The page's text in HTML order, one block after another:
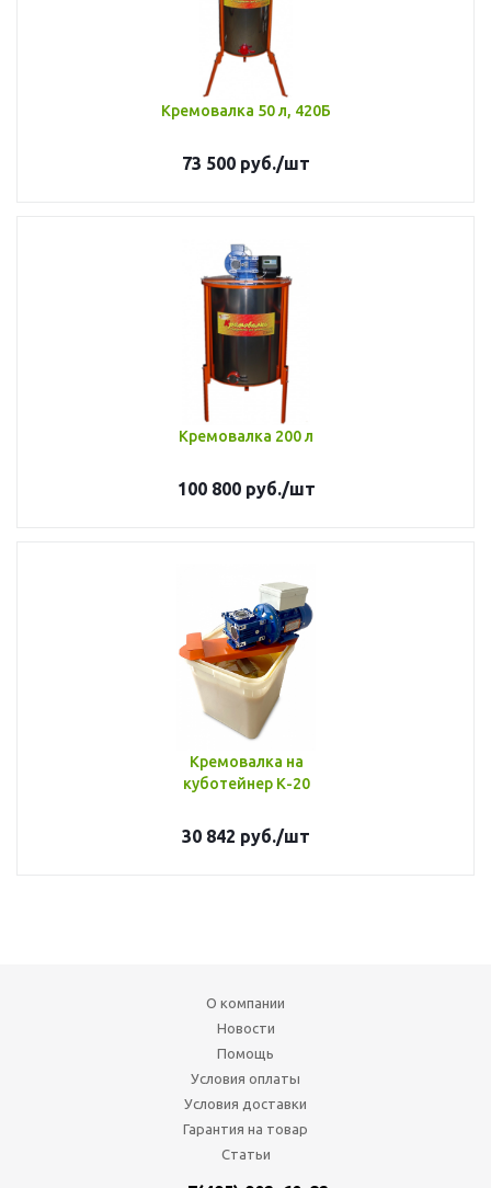
Кремовалка 50 л, 420Б
73 500 руб./шт
Кремовалка 200 л
100 800руб./шт
Кремовалка на
куботейнер К-20
30 842 руб./шт
О компании
Новости
Помощь
Условия оплаты
Условия доставки
Гарантия на товар
Статьи